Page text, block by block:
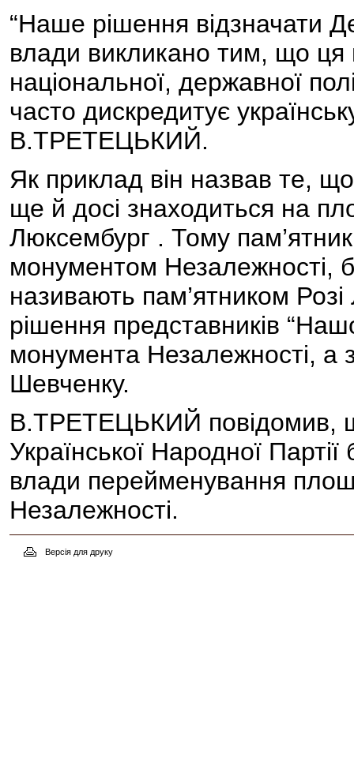
“Наше рішення відзначати
влади викликано тим, що ця
національної, державної
часто дискредитує
В.ТРЕТЕЦЬКИЙ.
Як приклад він назвав те,
ще й досі знаходиться на
Люксембург . Тому пам’ятник
монументом Незалежності,
називають пам’ятником
рішення представників
монумента Незалежності, а
Шевченку.
В.ТРЕТЕЦЬКИЙ повідомив,
Української Народної Партії
влади перейменування
Незалежності.
Версія для друку